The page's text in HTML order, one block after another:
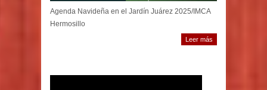
Agenda Navideña en el Jardín Juárez 2025/IMCA
Leer más